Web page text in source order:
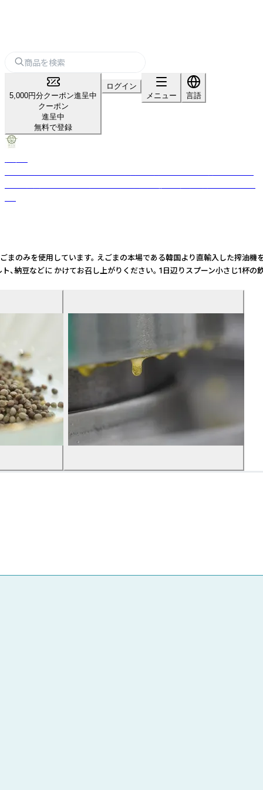
5,000円分クーポン進呈中
クーポン
進呈中
無料で登録
ログイン
メニュー
言語
みを使用しています。 えごまの本場である韓国より直輸入した
豆などに かけてお召し上がりください。 1日辺りスプーン小さ